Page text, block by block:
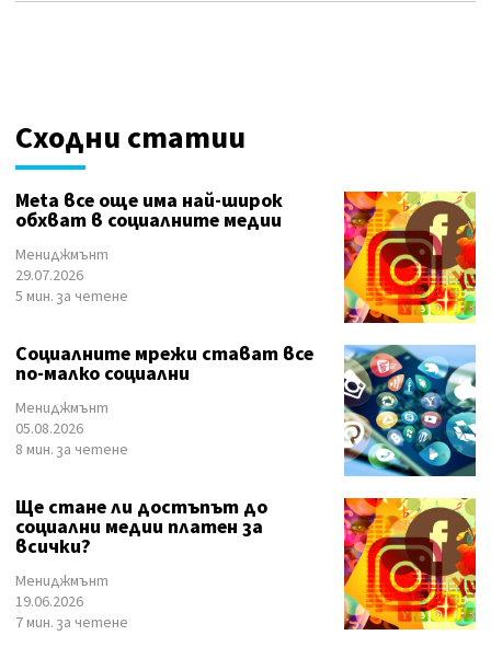
Сходни статии
Meta все още има най-широк
обхват в социалните медии
Мениджмънт
29.07.2026
5 мин. за четене
Социалните мрежи стават все
по-малко социални
Мениджмънт
05.08.2026
8 мин. за четене
Ще стане ли достъпът до
социални медии платен за
всички?
Мениджмънт
19.06.2026
7 мин. за четене